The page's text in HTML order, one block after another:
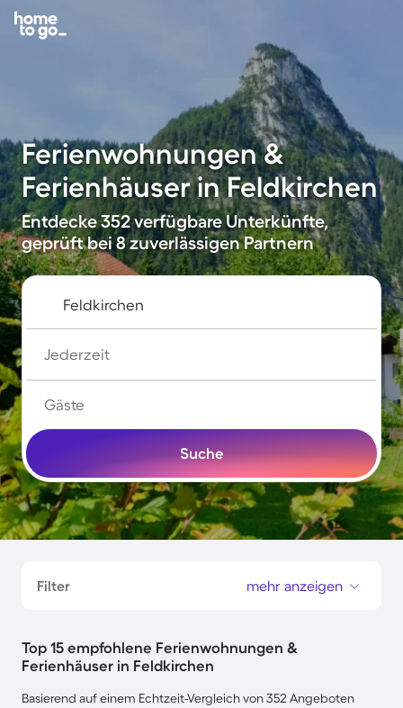
Ferienwohnungen &
Ferienhäuser in Feldkirchen
Entdecke 352 verfügbare Unterkünfte,
geprüft bei 8 zuverlässigen Partnern
Jederzeit
Gäste
Suche
Filter mehr anzeigen
Top 15 empfohlene Ferienwohnungen &
Ferienhäuser in Feldkirchen
Basierend auf einem Echtzeit-Vergleich von 352 Angeboten